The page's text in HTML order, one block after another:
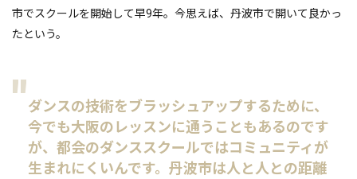
市でスクールを開始して早9年。今思えば、丹波市で開いて良かっ
たという。
ダンスの技術をブラッシュアップするために、
今でも大阪のレッスンに通うこともあるのです
が、都会のダンススクールではコミュニティが
生まれにくいんです。丹波市は人と人との距離